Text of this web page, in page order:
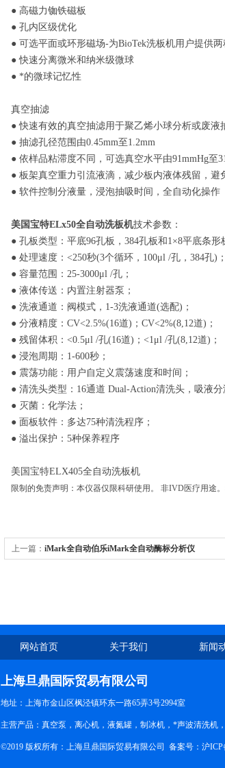
● 高磁力铷铁磁板
● 孔内区级优化
● 可选平面或环形磁场-为BioTek洗板机用户提供
● 快速分离微米和纳米级微球
● *的微球记忆性
真空抽滤
● 快速有效的真空抽滤用于聚乙烯小球分析或废液
● 抽滤孔径范围由0.45mm至1.2mm
● 依样品粘滞度不同，可选真空水平由91mmHg至
● 板架真空重力引流液滴，减少板内液体残留，避
● 软件控制分液量，浸泡抽吸时间，全自动化操作
美国宝特ELx50全自动洗板机技术参数 ：
● 孔板类型：平底96孔板，384孔板和1×8平底条
● 处理速度：<250秒(3个循环，100μl /孔，384孔)
● 容量范围：25-3000μl /孔；
● 液体传送：内置注射器泵；
● 洗液通道：阀模式，1-3洗液通道(选配)；
● 分液精度：CV<2.5%(16道)；CV<2%(8,12道)；
● 残留体积：<0.5μl /孔(16道)；<1μl /孔(8,12道)；
● 浸泡周期：1-600秒；
● 震荡功能：用户自定义震荡速度和时间；
● 清洗头类型：16通道 Dual-Action清洗头，吸液
● 灭菌：化学法；
● 面板软件：多达75种清洗程序；
● 溢出保护：5种保养程序
美国宝特ELX405全自动洗板机
限制的免责声明：本仪器仅限科研使用。 非IVD医疗用途
上一篇： iMark全自动伯乐iMark全自动酶标分析仪
网站首页 关于我们 新闻
上海旦鼎国际贸易有限公司
地址：上海市金山区枫泾镇环东一路65弄3号2994室
主营产品：真空泵，离心机，液氮罐，制冰机，*声波清洗机
©2019 版权所有：上海旦鼎国际贸易有限公司 备案号： 沪ICP